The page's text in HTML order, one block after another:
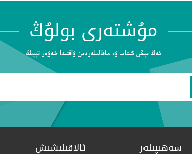
مۇشتەرى بولۇڭ
ئەڭ يېڭى كىتاب ۋە ماقالىلەردىن ۋاقتىدا خەۋەر تېپىڭ
سەھىپىلەر ئالاقىلىشىش